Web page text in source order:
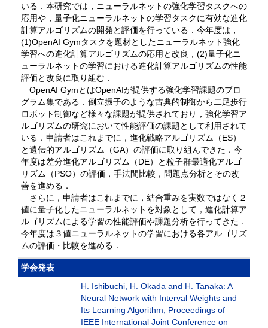
いる．本研究では，ニューラルネットの強化学習タスクへの
応用や，量子化ニューラルネットの学習タスクに有効な進化
計算アルゴリズムの開発と評価を行っている．今年度は，
(1)OpenAI Gymタスクを題材としたニューラルネット強化
学習への進化計算アルゴリズムの応用と改良，(2)量子化ニ
ューラルネットの学習における進化計算アルゴリズムの性能
評価と改良に取り組む．
OpenAI GymとはOpenAIが提供する強化学習課題のプロ
グラム集である．倒立振子のような古典的制御から二足歩行
ロボット制御など様々な課題が提供されており，強化学習ア
ルゴリズムの研究において性能評価の課題として利用されて
いる．申請者はこれまでに，進化戦略アルゴリズム（ES）
と遺伝的アルゴリズム（GA）の評価に取り組んできた．今
年度は差分進化アルゴリズム（DE）と粒子群最適化アルゴ
リズム（PSO）の評価，手法間比較，問題点分析とその改
善を進める．
さらに，申請者はこれまでに，結合重みを実数ではなく２
値に量子化したニューラルネットを対象として，進化計算ア
ルゴリズムによる学習の性能評価や課題分析を行ってきた．
今年度は３値ニューラルネットの学習における各アルゴリズ
ムの評価・比較を進める．
学会発表
H. Ishibuchi, H. Okada and H. Tanaka: A
Neural Network with Interval Weights and
Its Learning Algorithm, Proceedings of
IEEE International Joint Conference on